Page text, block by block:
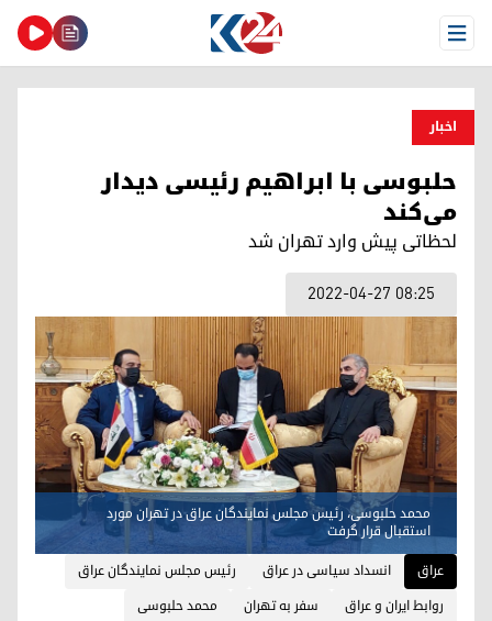
Open Menu
اخبار
حلبوسی با ابراهیم رئیسی دیدار
می‌کند
لحظاتی پیش وارد تهران شد
2022-04-27 08:25
محمد حلبوسی، رئیس مجلس نمایندگان عراق در تهران مورد
استقبال قرار گرفت
عراق
انسداد سیاسی در عراق
رئیس مجلس نمایندگان عراق
روابط ایران و عراق
سفر به تهران محمد حلبوسی